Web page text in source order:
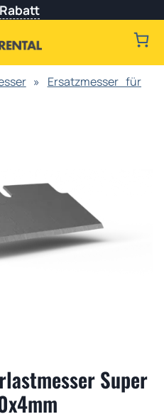
» Ersatzmesser für
Super